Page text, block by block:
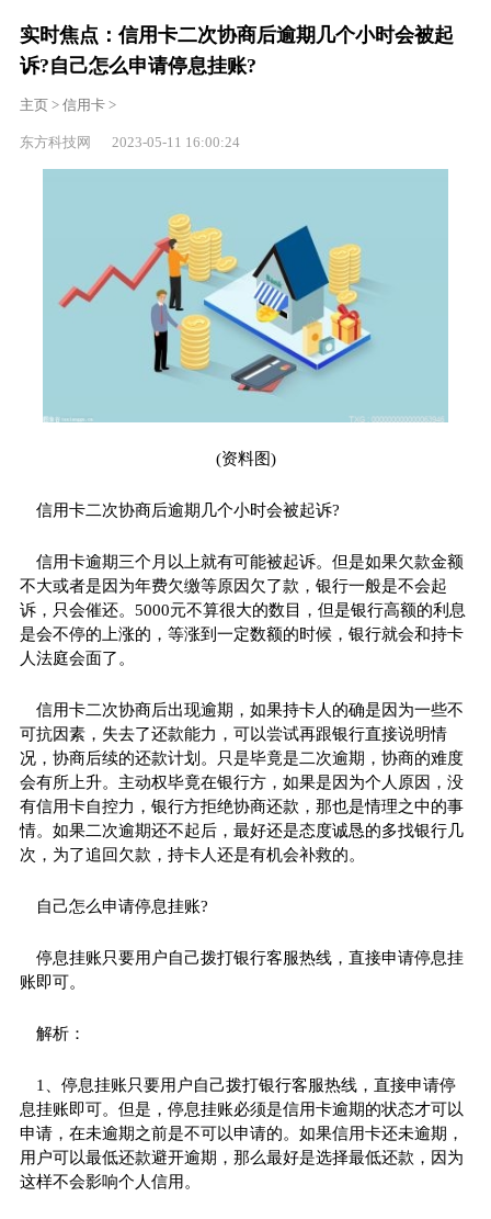
实时焦点：信用卡二次协商后逾期几个小时会被起
诉?自己怎么申请停息挂账?
主页> 信用卡>
东方科技网 2023-05-11 16:00:24
(资料图)
信用卡二次协商后逾期几个小时会被起诉?
信用卡逾期三个月以上就有可能被起诉。但是如果欠款金额
不大或者是因为年费欠缴等原因欠了款，银行一般是不会起
诉，只会催还。5000元不算很大的数目，但是银行高额的利息
是会不停的上涨的，等涨到一定数额的时候，银行就会和持卡
人法庭会面了。
信用卡二次协商后出现逾期，如果持卡人的确是因为一些不
可抗因素，失去了还款能力，可以尝试再跟银行直接说明情
况，协商后续的还款计划。只是毕竟是二次逾期，协商的难度
会有所上升。主动权毕竟在银行方，如果是因为个人原因，没
有信用卡自控力，银行方拒绝协商还款，那也是情理之中的事
情。如果二次逾期还不起后，最好还是态度诚恳的多找银行几
次，为了追回欠款，持卡人还是有机会补救的。
自己怎么申请停息挂账?
停息挂账只要用户自己拨打银行客服热线，直接申请停息挂
账即可。
解析：
1、停息挂账只要用户自己拨打银行客服热线，直接申请停
息挂账即可。但是，停息挂账必须是信用卡逾期的状态才可以
申请，在未逾期之前是不可以申请的。如果信用卡还未逾期，
用户可以最低还款避开逾期，那么最好是选择最低还款，因为
这样不会影响个人信用。